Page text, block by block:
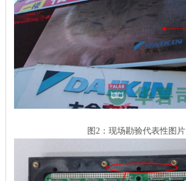
图2：现场勘验代表性图片